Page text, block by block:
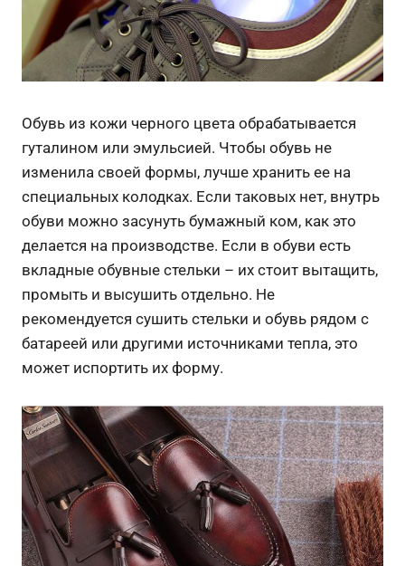
Обувь из кожи черного цвета обрабатывается
гуталином или эмульсией. Чтобы обувь не
изменила своей формы, лучше хранить ее на
специальных колодках. Если таковых нет, внутрь
обуви можно засунуть бумажный ком, как это
делается на производстве. Если в обуви есть
вкладные обувные стельки – их стоит вытащить,
промыть и высушить отдельно. Не
рекомендуется сушить стельки и обувь рядом с
батареей или другими источниками тепла, это
может испортить их форму.